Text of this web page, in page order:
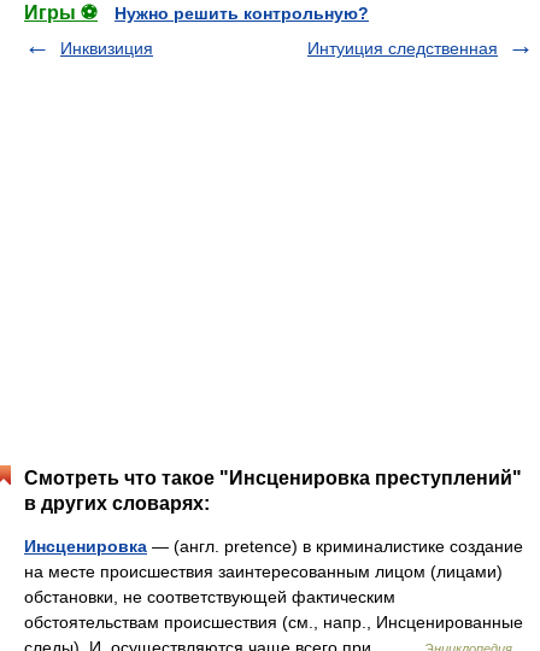
Игры ⚽
Нужно решить контрольную?
Инквизиция
Интуиция следственная
Смотреть что такое "Инсценировка преступлений"
в других словарях:
Инсценировка — (англ. pretence) в криминалистике создание
на месте происшествия заинтересованным лицом (лицами)
обстановки, не соответствующей фактическим
обстоятельствам происшествия (см., напр., Инсценированные